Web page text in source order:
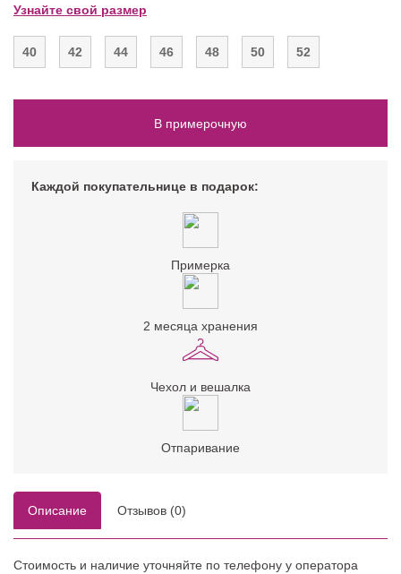
Узнайте свой размер
40 42 44 46 48 50 52
В примерочную
Каждой покупательнице в подарок:
Примерка
2 месяца хранения
Чехол и вешалка
Отпаривание
Описание Отзывов (0)
Стоимость и наличие уточняйте по телефону у оператора